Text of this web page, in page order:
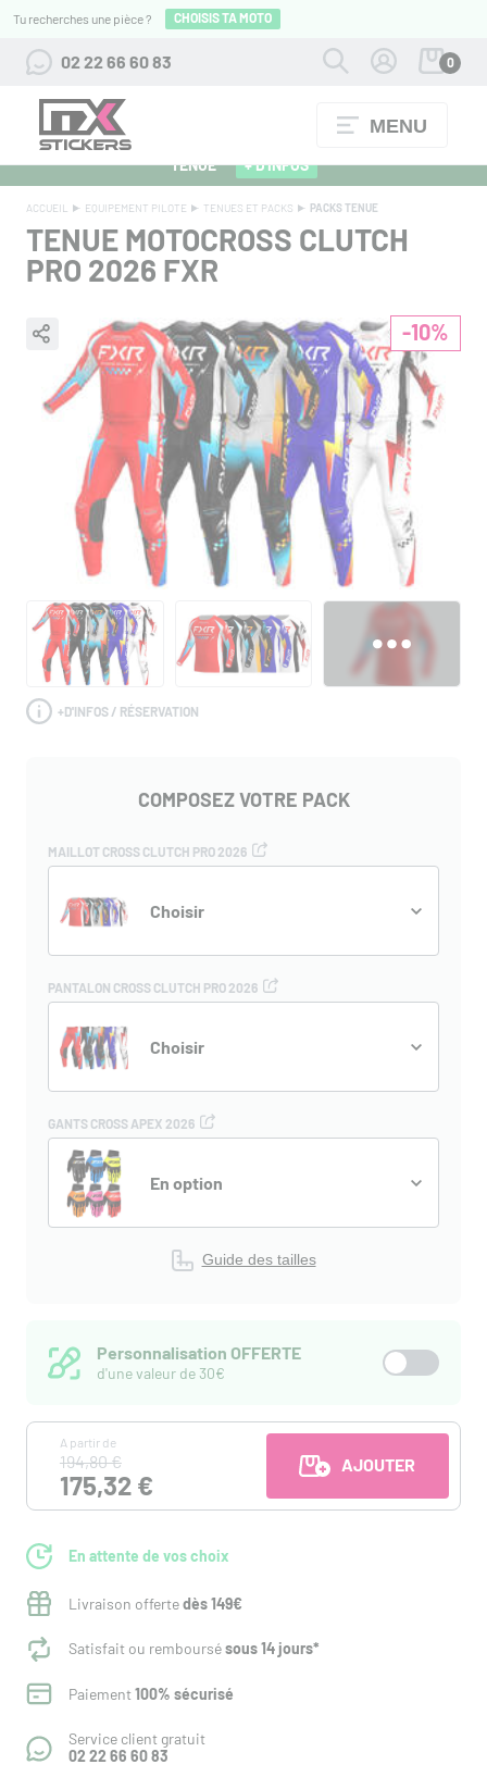
Tu recherches une pièce ? CHOISIS TA MOTO
02 22 66 60 83 0
MENU
ALPINESTARS 27 : FLOCAGE OFFERT POUR L'ACHAT D'UNE
TENUE
+ D'INFOS
ACCUEIL EQUIPEMENT PILOTE TENUES ET PACKS PACKS TENUE
TENUE MOTOCROSS CLUTCH
PRO 2026 FXR
-10%
+D'INFOS / RÉSERVATION
COMPOSEZ VOTRE PACK
MAILLOT CROSS CLUTCH PRO 2026
Choisir
PANTALON CROSS CLUTCH PRO 2026
Choisir
GANTS CROSS APEX 2026
En option
Guide des tailles
Personnalisation OFFERTE
d'une valeur de 30€
A partir de
194,80 €
175,32 €
AJOUTER AU
En attente de vos choix
Livraison offertedès 149€
Satisfait ou remboursésous 14 jours*
Paiement100% sécurisé
Service client gratuit
02 22 66 60 83